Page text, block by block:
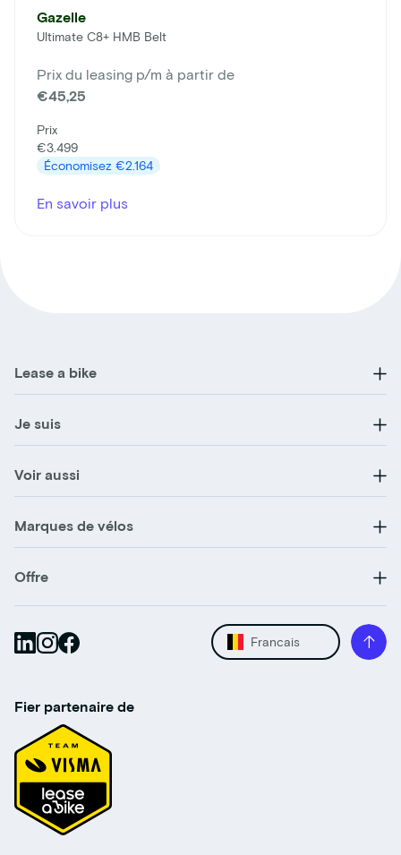
Gazelle
Ultimate C8+ HMB Belt
Prix du leasing p/m à partir de
€45,25
Prix
€3.499
Économisez €2.164
En savoir plus
Lease a bike
Je suis
Voir aussi
Marques de vélos
Offre
Francais
Fier partenaire de